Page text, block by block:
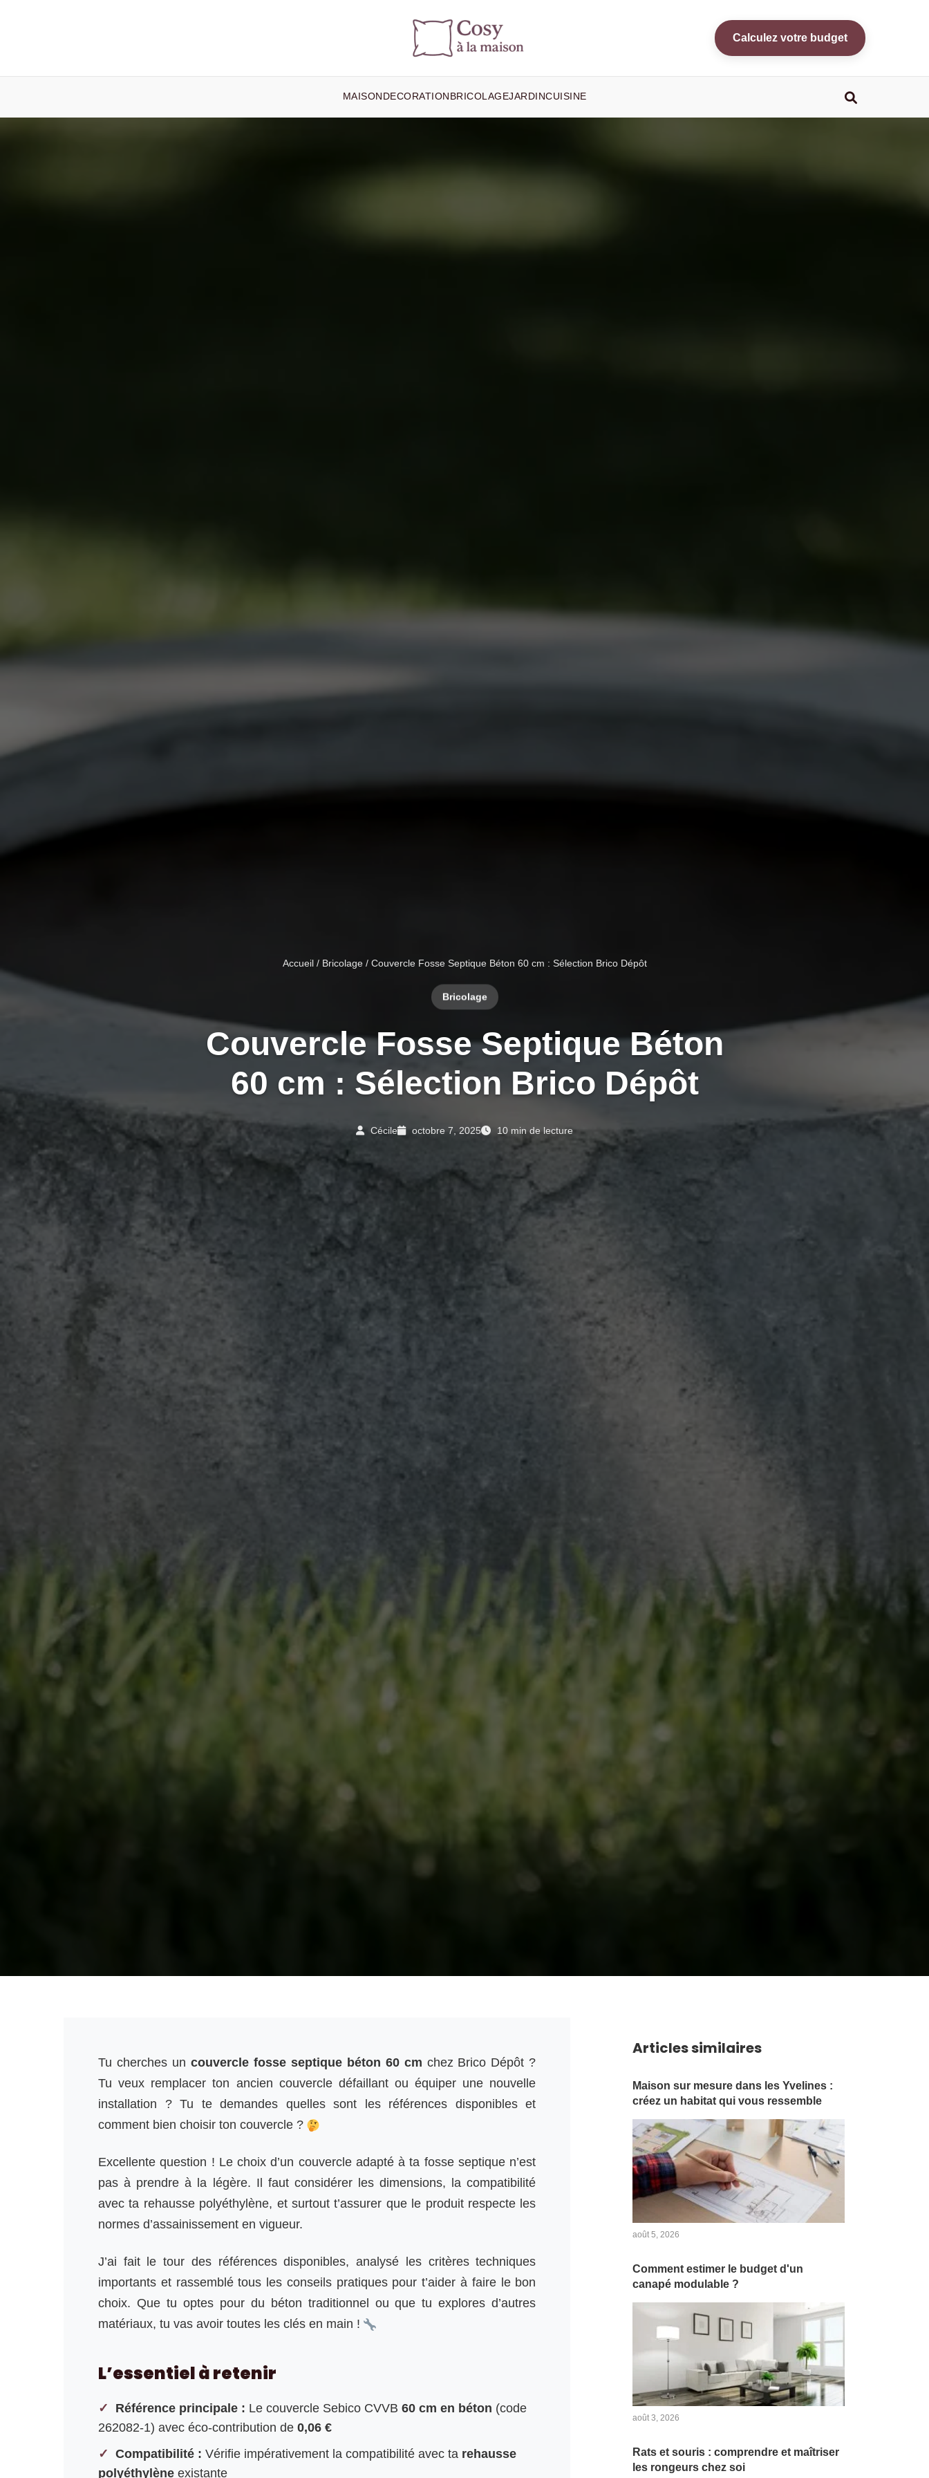
Calculez votre budget
MAISONDECORATIONBRICOLAGEJARDINCUISINE
Accueil/ Bricolage/ Couvercle Fosse Septique Béton 60 cm : Sélection Brico Dépôt
Bricolage
Couvercle Fosse Septique Béton
60 cm : Sélection Brico Dépôt
Cécile octobre 7, 2025 10 min de lecture
Tu cherches un couvercle fosse septique béton 60 cm chez Brico Dépôt ?
Tu veux remplacer ton ancien couvercle défaillant ou équiper une nouvelle
installation ? Tu te demandes quelles sont les références disponibles et
comment bien choisir ton couvercle ?
Excellente question ! Le choix d’un couvercle adapté à ta fosse septique n’est
pas à prendre à la légère. Il faut considérer les dimensions, la compatibilité
avec ta rehausse polyéthylène, et surtout t’assurer que le produit respecte les
normes d’assainissement en vigueur.
J’ai fait le tour des références disponibles, analysé les critères techniques
importants et rassemblé tous les conseils pratiques pour t’aider à faire le bon
choix. Que tu optes pour du béton traditionnel ou que tu explores d’autres
matériaux, tu vas avoir toutes les clés en main !
L’essentiel à retenir
Référence principale : Le couvercle Sebico CVVB 60 cm en béton (code
262082-1) avec éco-contribution de 0,06 €
Compatibilité : Vérifie impérativement la compatibilité avec ta rehausse
polyéthylène existante
Articles similaires
Maison sur mesure dans les Yvelines :
créez un habitat qui vous ressemble
août 5, 2026
Comment estimer le budget d'un
canapé modulable ?
août 3, 2026
Rats et souris : comprendre et maîtriser
les rongeurs chez soi